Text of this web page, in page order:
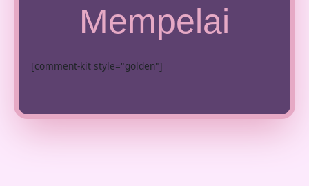
Mempelai
[comment-kit style="golden"]